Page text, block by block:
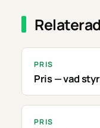
PRIS
Pris — vad
PRIS